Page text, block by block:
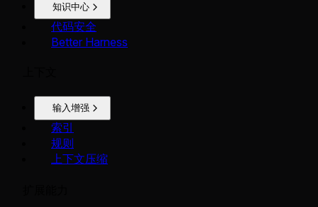
知识中心
代码安全
Better Harness
输入增强
索引
规则
上下文压缩